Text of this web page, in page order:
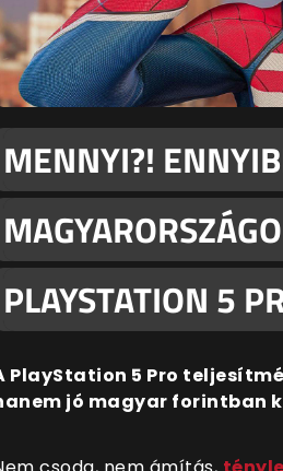
MENNYI?!
PLAYSTATION 5
PlayStation 5 Pro
jó magyar forintban